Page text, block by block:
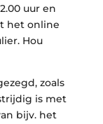
uur en
het online
Hou
zoals
is met
bijv. het